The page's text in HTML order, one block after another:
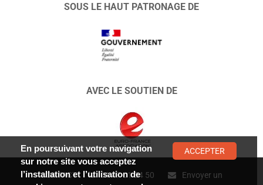
SOUS LE HAUT PATRONAGE DE
AVEC LE SOUTIEN DE
CONTACT : 01 47 01 34 50
Envoyer un
En poursuivant votre navigation
sur notre site vous acceptez
l’installation et l’utilisation de
ACCEPTER